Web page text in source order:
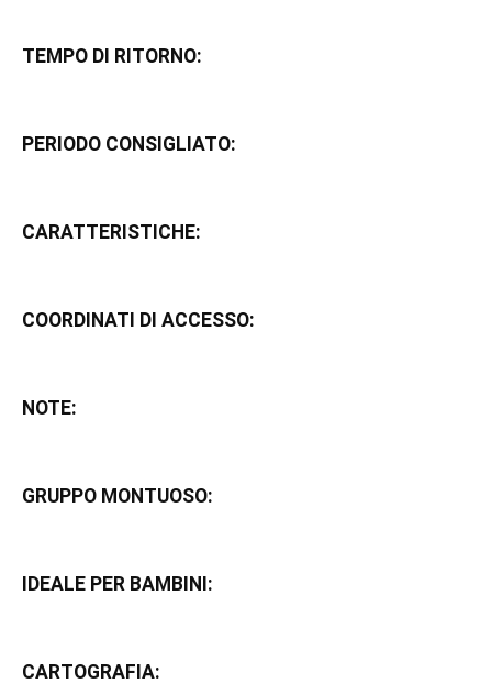
TEMPO DI RITORNO:
PERIODO CONSIGLIATO:
CARATTERISTICHE:
COORDINATI DI ACCESSO:
NOTE:
GRUPPO MONTUOSO:
IDEALE PER BAMBINI:
CARTOGRAFIA: